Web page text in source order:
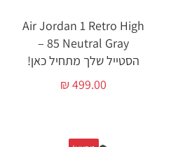
Air Jordan 1 Retro High
85 Neutral Gray –
הסטייל שלך מתחיל כאן!
₪499.00